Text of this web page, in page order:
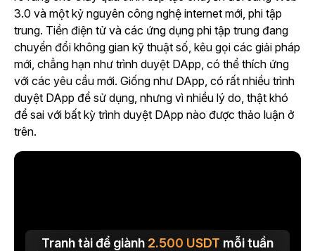
3.0 và một kỷ nguyên công nghệ internet mới, phi tập
trung. Tiền điện tử và các ứng dụng phi tập trung đang
chuyển đổi không gian kỹ thuật số, kêu gọi các giải pháp
mới, chẳng hạn như trình duyệt DApp, có thể thích ứng
với các yêu cầu mới. Giống như DApp, có rất nhiều trình
duyệt DApp để sử dụng, nhưng vì nhiều lý do, thật khó
để sai với bất kỳ trình duyệt DApp nào được thảo luận ở
trên.
Tranh tài để giành 2.500 USDT mỗi tuần